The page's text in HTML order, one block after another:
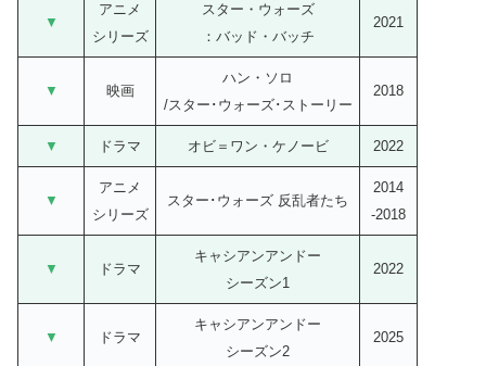
▼
アニメ
シリーズ
スター・ウォーズ
：バッド・バッチ
2021
▼ 映画
ハン・ソロ
/スター･ウォーズ･ストーリー
2018
▼ ドラマ オビ＝ワン・ケノービ 2022
▼
アニメ
シリーズ
スター･ウォーズ 反乱者たち
2014
-2018
▼ ドラマ
キャシアンアンドー
シーズン1
2022
▼ ドラマ
キャシアンアンドー
シーズン2
2025